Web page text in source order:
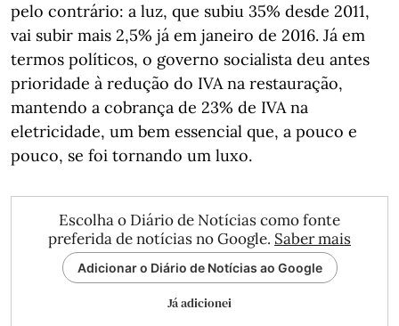
pelo contrário: a luz, que subiu 35% desde 2011,
vai subir mais 2,5% já em janeiro de 2016. Já em
termos políticos, o governo socialista deu antes
prioridade à redução do IVA na restauração,
mantendo a cobrança de 23% de IVA na
eletricidade, um bem essencial que, a pouco e
pouco, se foi tornando um luxo.
Escolha o Diário de Notícias como fonte
preferida de notícias no Google. Saber mais
Adicionar o Diário de Notícias ao Google
Já adicionei